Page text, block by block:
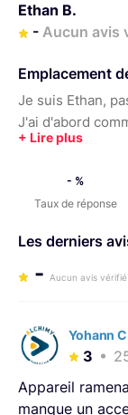
Ethan B.
- Aucun avis
Emplacement
Je suis Ethan,
J'ai d'abord
quelques
réalisateur et
parallèle
- %
Taux de réponse
Les derniers
- Aucun avis vérifié
Yohann
3
Appareil
manque un